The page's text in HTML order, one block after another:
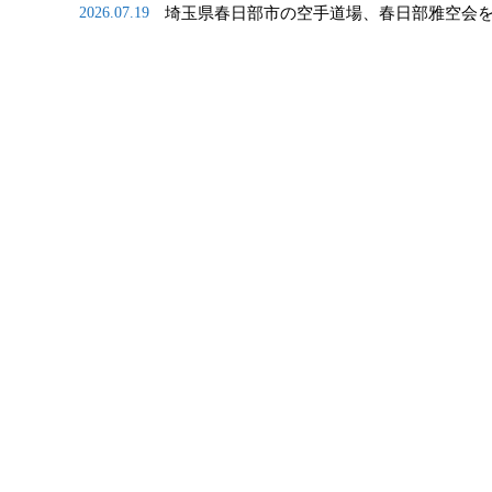
2026.07.19 埼玉県春日部市の空手道場、春日部雅空会